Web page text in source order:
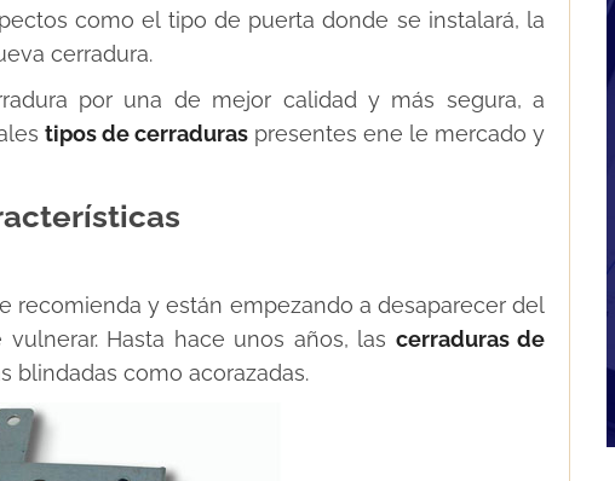
como el tipo de puerta donde se instalará, la
cerradura.
por una de mejor calidad y más segura, a
tipos de cerraduras presentes ene le mercado y
recomienda y están empezando a desaparecer del
Hasta hace unos años, las cerraduras de
blindadas como acorazadas.